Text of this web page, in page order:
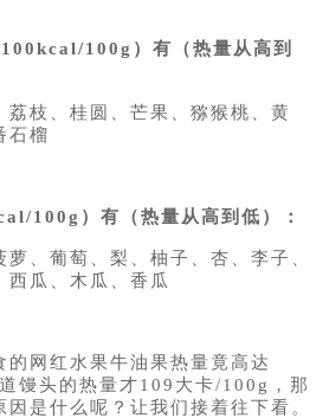
100g）有（热量从高到
荔枝
、桂圆、芒果、猕猴桃、黄
石榴
100g）有（热量从高到低）：
、葡萄、梨、柚子、杏、李子、
西瓜、木瓜、香瓜
的网红水果牛油果热量竟高达
馒头的热量才109大卡/100g，那
是什么呢？让我们接着往下看。